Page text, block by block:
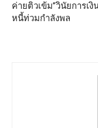
ค่ายติวเข้ม”วินัยการเงิ
หนี้ท่วมกำลังพล